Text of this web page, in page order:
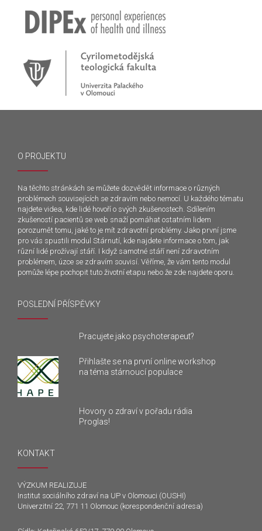
O PROJEKTU
Na těchto stránkách se můžete dozvědět informace o různých
problémech souvisejících se zdravím nebo nemocí. U každého tématu
najdete videa, kde lidé hovoří o svých zkušenostech. Sdílením
zkušeností pacientů se web snaží pomáhat ostatním lidem
porozumět tomu, jaké to je mít zdravotní problémy. Jako první jsme
pro vás spustili modul Stárnutí, kde najdete informace o tom, jak
různí lidé prožívají stáří. I když samotné stáří není zdravotním
problémem, úzce se zdravím souvisí. Věříme, že vám tento modul
pomůže lépe pochopit tuto životní etapu nebo že zde najdete oporu.
POSLEDNÍ PŘÍSPĚVKY
Pracujete jako psychoterapeut?
Přihlašte se na první online workshop
na téma stárnoucí populace
Hovory o zdraví v pořadu rádia
Proglas!
KONTAKT
VÝZKUM REALIZUJE
Institut sociálního zdraví na UP v Olomouci (OUSHI)
Univerzitní 22, 771 11 Olomouc (korespondenční adresa)